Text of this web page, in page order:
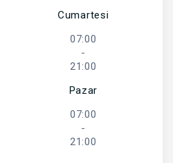
Cumartesi
07:00
-
21:00
Pazar
07:00
-
21:00